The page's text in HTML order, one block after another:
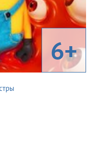
6+